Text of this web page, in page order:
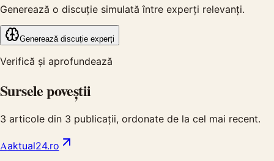
Generează o discuție simulată între experți relevanți.
Generează discuție experți
Verifică și aprofundează
Sursele poveștii
3 articole din 3 publicații, ordonate de la cel mai recent.
Aaktual24.ro